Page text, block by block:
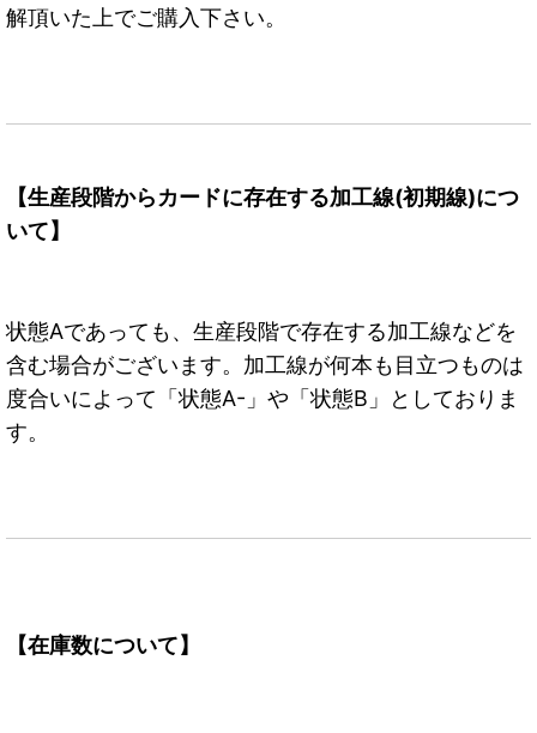
解頂いた上でご購入下さい。
【生産段階からカードに存在する加工線(初期線)につ
いて】
状態Aであっても、生産段階で存在する加工線などを
含む場合がございます。加工線が何本も目立つものは
度合いによって「状態A-」や「状態B」としておりま
す。
【在庫数について】